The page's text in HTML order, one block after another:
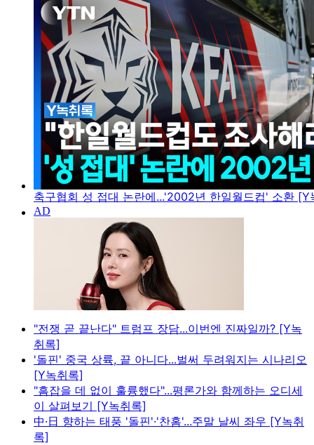
축구협회 성 접대 논란에...'2002년 한일월드컵' 소환 [Y
"전쟁 곧 끝난다" 트럼프 장담...이번엔 진짜일까? [Y녹
취록]
'돌핀' 중국 상륙, 끝 아니다...벌써 두려워지는 시나리오
[Y녹취록]
"흠잡을 데 없이 훌륭했다"...평론가와 함께하는 오디세
이 살펴보기 [Y녹취록]
中·日 향하는 태풍 '돌핀'·'찬홈'...주말 날씨 좌우 [Y녹취
록]